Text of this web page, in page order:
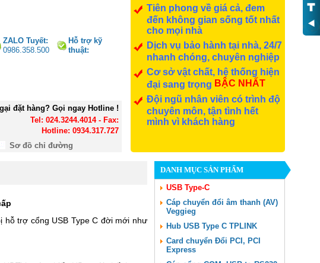
ZALO Tuyết:
0986.358.500
Hỗ trợ kỹ
thuật:
đặt hàng? Gọi ngay Hotline !
Tel: 024.3244.4014 - Fax:
Hotline: 0934.317.727
Sơ đồ chỉ đường
Tiên phong về giá cả, đem
đến không gian sống tốt nhất
cho mọi nhà
Dịch vụ bảo hành tại nhà, 24/7
nhanh chóng, chuyên nghiệp
Cơ sở vật chất, hệ thống hiện
đại sang trọng BẬC NHẤT
Đội ngũ nhân viên có trình độ
chuyên môn, tận tình hết
mình vì khách hàng
hỗ trợ cổng USB Type C đời mới như
DANH MỤC SẢN PHẨM
USB Type-C
Cáp chuyển đổi âm thanh (AV)
Veggieg
Hub USB Type C TPLINK
Card chuyển Đổi PCI, PCI
Express